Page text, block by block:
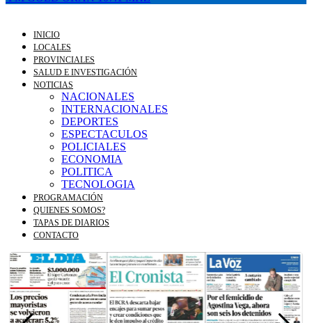
INICIO
LOCALES
PROVINCIALES
SALUD E INVESTIGACIÓN
NOTICIAS
NACIONALES
INTERNACIONALES
DEPORTES
ESPECTACULOS
POLICIALES
ECONOMIA
POLITICA
TECNOLOGIA
PROGRAMACIÓN
QUIENES SOMOS?
TAPAS DE DIARIOS
CONTACTO